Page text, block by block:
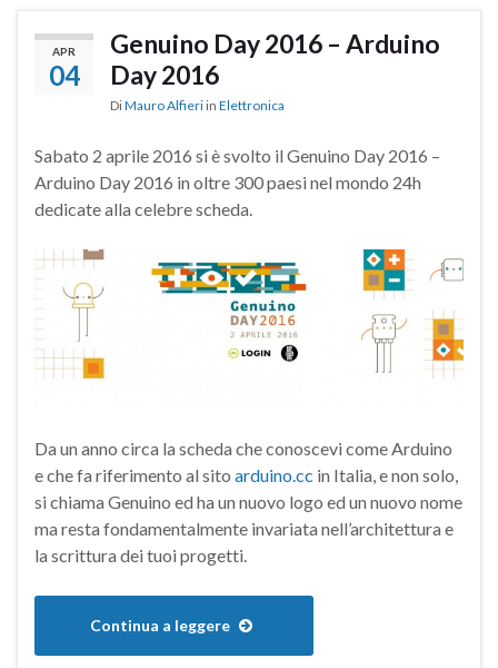
APR
04
Genuino Day 2016 – Arduino
Day 2016
DiMauro Alfieri in Elettronica
Sabato 2 aprile 2016 si è svolto il Genuino Day 2016 –
Arduino Day 2016 in oltre 300 paesi nel mondo 24h
dedicate alla celebre scheda.
Da un anno circa la scheda che conoscevi come Arduino
e che fa riferimento al sito arduino.cc in Italia, e non solo,
si chiama Genuino ed ha un nuovo logo ed un nuovo nome
ma resta fondamentalmente invariata nell’architettura e
la scrittura dei tuoi progetti.
Continua a leggere